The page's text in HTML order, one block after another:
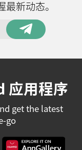
新动态。
应用程序
get the latest
go